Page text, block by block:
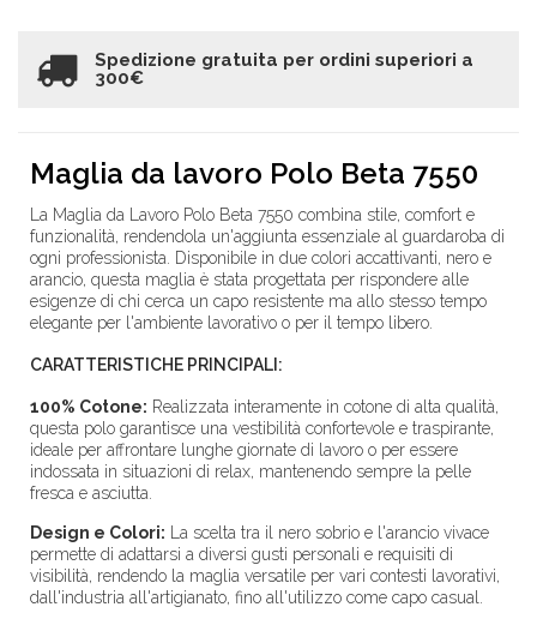
Spedizione gratuita per ordini superiori a
300€
Maglia da lavoro Polo Beta 7550
La Maglia da Lavoro Polo Beta 7550 combina stile, comfort e
funzionalità, rendendola un'aggiunta essenziale al guardaroba di
ogni professionista. Disponibile in due colori accattivanti, nero e
arancio, questa maglia è stata progettata per rispondere alle
esigenze di chi cerca un capo resistente ma allo stesso tempo
elegante per l'ambiente lavorativo o per il tempo libero.
CARATTERISTICHE PRINCIPALI:
100% Cotone: Realizzata interamente in cotone di alta qualità,
questa polo garantisce una vestibilità confortevole e traspirante,
ideale per affrontare lunghe giornate di lavoro o per essere
indossata in situazioni di relax, mantenendo sempre la pelle
fresca e asciutta.
Design e Colori: La scelta tra il nero sobrio e l'arancio vivace
permette di adattarsi a diversi gusti personali e requisiti di
visibilità, rendendo la maglia versatile per vari contesti lavorativi,
dall'industria all'artigianato, fino all'utilizzo come capo casual.